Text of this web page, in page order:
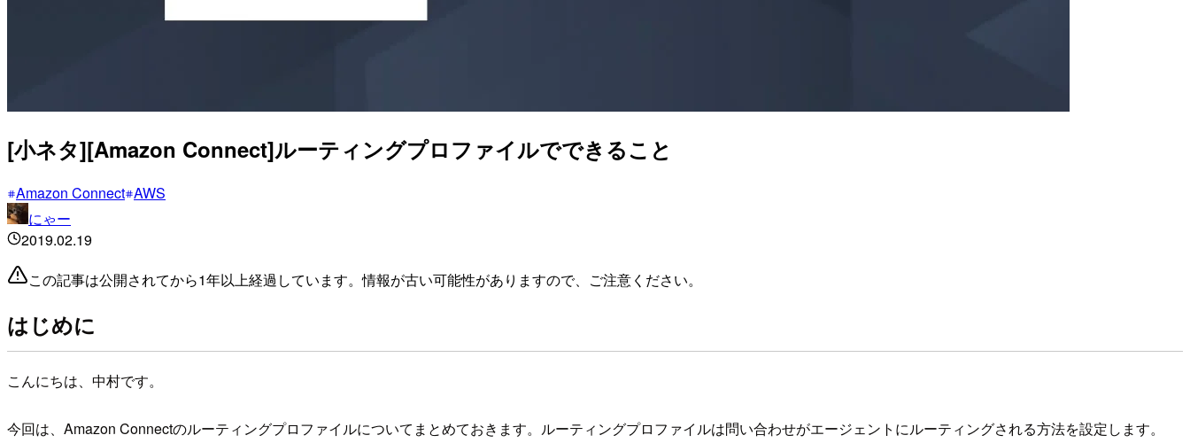
[小ネタ][Amazon Connect]ルーティングプロファイルでできること
Amazon Connect AWS
にゃー
2019.02.19
この記事は公開されてから1年以上経過しています。情報が古い可能性がありますので、ご注意ください。
はじめに
こんにちは、中村です。
今回は、Amazon Connectのルーティングプロファイルについてまとめておきます。ルーティングプロファイルは問い合わせがエージェントにルーティングされる方法を設定します。